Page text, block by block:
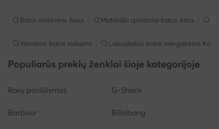
Batai moterims Asics Moteriški sportiniai batai Asics
Vandens batai vaikams Laisvalaikio batai mergaitėms
Populiarūs prekių ženklai šioje kategorijoje
Roxy pasiūlymas G-Shock
Barbour Billabong